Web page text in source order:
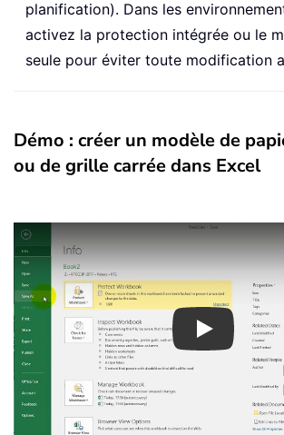
planification). Dans les
activez la protection intégrée ou le
seule pour éviter toute modification
Démo : créer un modèle de
ou de grille carrée dans Excel
Play